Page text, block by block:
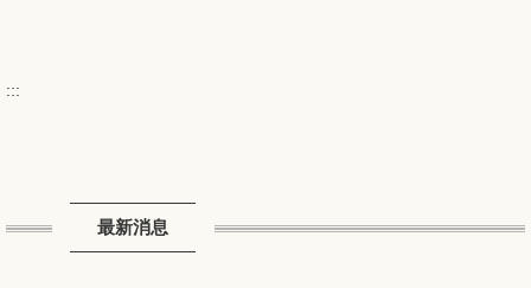
:::
最新消息